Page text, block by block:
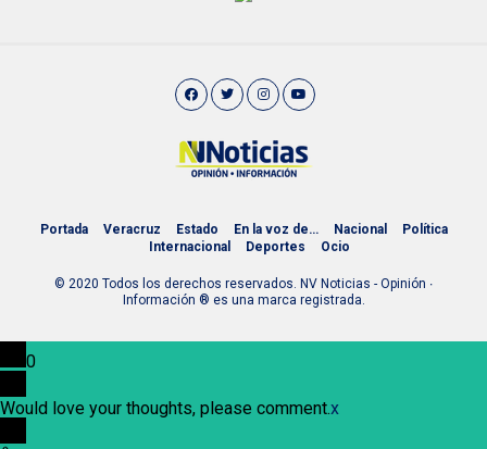
Portada Veracruz Estado En la voz de… Nacional
Política
Internacional
Deportes Ocio
© 2020 Todos los derechos reservados. NV Noticias - Opinión ∙
Información ® es una marca registrada.
0
Would love your thoughts, please comment.x